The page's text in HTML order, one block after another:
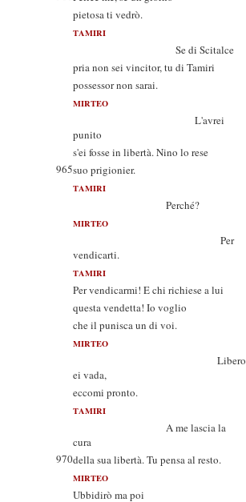
pietosa ti vedrò.
TAMIRI
Se di Scitalce
pria non sei vincitor, tu di Tamiri
possessor non sarai.
MIRTEO
L'avrei
punito
s'ei fosse in libertà. Nino lo rese
965suo prigionier.
TAMIRI
Perché?
MIRTEO
Per
vendicarti.
TAMIRI
Per vendicarmi! E chi richiese a lui
questa vendetta! Io voglio
che il punisca un di voi.
MIRTEO
Libero
ei vada,
eccomi pronto.
TAMIRI
A me lascia la
cura
970della sua libertà. Tu pensa al resto.
MIRTEO
Ubbidirò ma poi